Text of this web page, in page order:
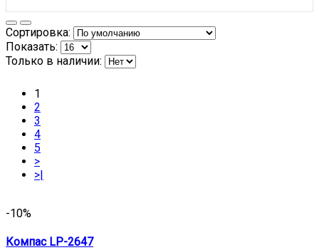
Сортировка:
Показать:
Только в наличии:
1
2
3
4
5
>
>|
-10%
Компас LP-2647